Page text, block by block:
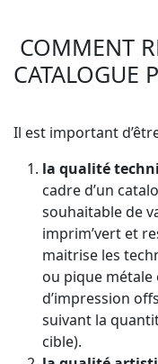
COMMENT
CATALOGUE
Il est important
la qualité
cadre d’un
souhaitable de
imprim’vert et
maitrise les
ou pique métale
d’impression
suivant la
cible).